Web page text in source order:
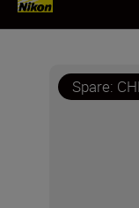
Spare: